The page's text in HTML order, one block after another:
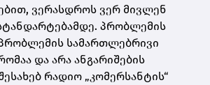
ვერასდროს ვერ მივლენ
პრობლემის
სამართლებრივი
და არა ანგარიშების
რადიო „კომერსანტის“